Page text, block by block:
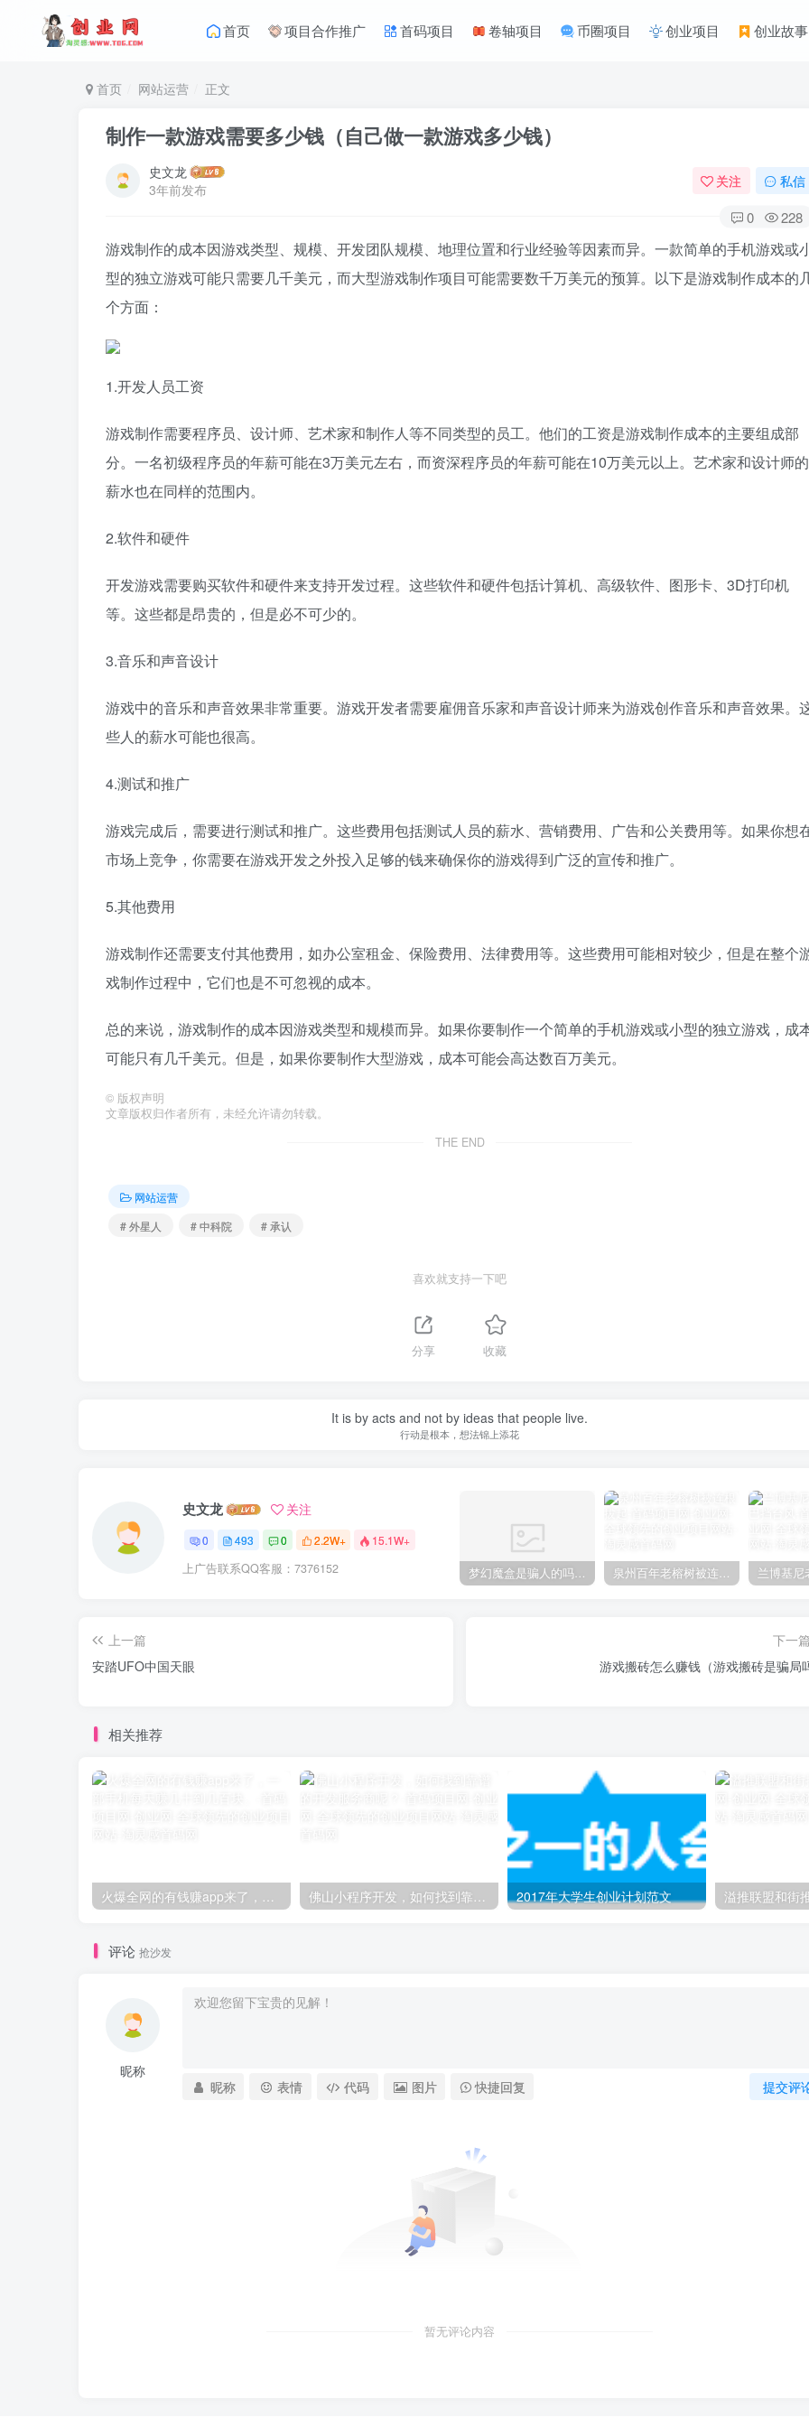
首页 项目合作推广 首码项目 卷轴项目 币圈项目 创业项目 创业故事
首页 网站运营 正文
制作一款游戏需要多少钱（自己做一款游戏多少钱）
史文龙
3年前发布
关注 私信
0 228
游戏制作的成本因游戏类型、规模、开发团队规模、地理位置和行业经验等因素而异。一款简单的手机游戏或
型的独立游戏可能只需要几千美元，而大型游戏制作项目可能需要数千万美元的预算。以下是游戏制作成本的
个方面：
1.开发人员工资
游戏制作需要程序员、设计师、艺术家和制作人等不同类型的员工。他们的工资是游戏制作成本的主要组成部
分。一名初级程序员的年薪可能在3万美元左右，而资深程序员的年薪可能在10万美元以上。艺术家和设计师的
薪水也在同样的范围内。
2.软件和硬件
开发游戏需要购买软件和硬件来支持开发过程。这些软件和硬件包括计算机、高级软件、图形卡、3D打印机
等。这些都是昂贵的，但是必不可少的。
3.音乐和声音设计
游戏中的音乐和声音效果非常重要。游戏开发者需要雇佣音乐家和声音设计师来为游戏创作音乐和声音效果。
些人的薪水可能也很高。
4.测试和推广
游戏完成后，需要进行测试和推广。这些费用包括测试人员的薪水、营销费用、广告和公关费用等。如果你想
市场上竞争，你需要在游戏开发之外投入足够的钱来确保你的游戏得到广泛的宣传和推广。
5.其他费用
游戏制作还需要支付其他费用，如办公室租金、保险费用、法律费用等。这些费用可能相对较少，但是在整个
戏制作过程中，它们也是不可忽视的成本。
总的来说，游戏制作的成本因游戏类型和规模而异。如果你要制作一个简单的手机游戏或小型的独立游戏，成
可能只有几千美元。但是，如果你要制作大型游戏，成本可能会高达数百万美元。
© 版权声明
文章版权归作者所有，未经允许请勿转载。
THE END
网站运营
# 外星人
# 中科院 # 承认
喜欢就支持一下吧
分享 收藏
It is by acts and not by ideas that people live.
行动是根本，想法锦上添花
史文龙 关注
0 493 0 2.2W+ 15.1W+
上广告联系QQ客服：7376152 梦幻魔盒是骗人的吗【梦幻魔盒干嘛的】 泉州百年老榕树被连根拔起
上一篇
安踏UFO中国天眼
下一
游戏搬砖怎么赚钱（游戏搬砖是骗局
相关推荐
2017年大学生创业计划范文 溢推联盟和街
评论 抢沙发
昵称
提交评
昵称 表情 代码 图片 快捷回复
暂无评论内容